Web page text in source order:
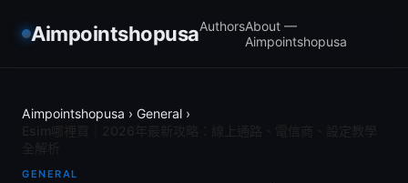
AimpointshopusaAuthorsAbout —
Aimpointshopusa
Aimpointshopusa › General ›
GENERAL